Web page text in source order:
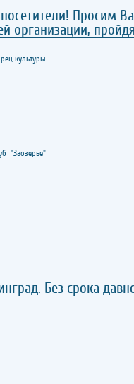
Просим
организации,
культуры
"Заозерье"
Без срока